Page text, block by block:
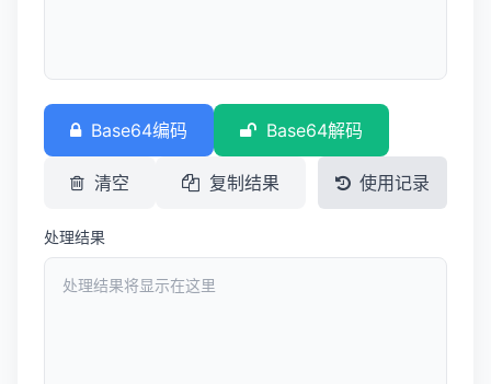
Base64编码 Base64解码
清空 复制结果 使用记录
处理结果